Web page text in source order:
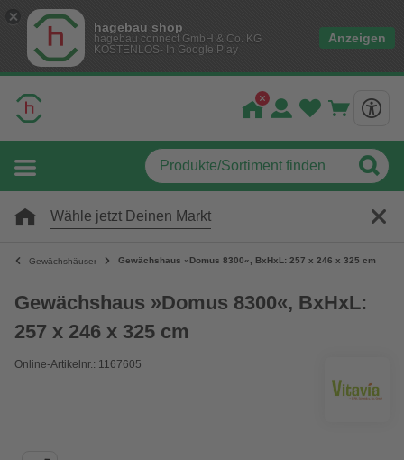
hagebau shop
hagebau connect GmbH & Co. KG
KOSTENLOS- In Google Play
Anzeigen
Wähle jetzt Deinen Markt
Gewächshäuser Gewächshaus »Domus 8300«, BxHxL: 257 x 246 x 325 cm
Gewächshaus »Domus 8300«, BxHxL:
257 x 246 x 325 cm
Online-Artikelnr.: 1167605